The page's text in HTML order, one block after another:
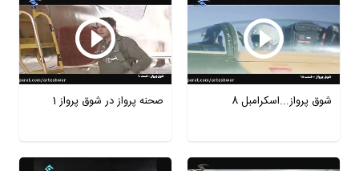
شوق پرواز...اسکرامبل 8 صحنه پرواز در شوق پرواز 1